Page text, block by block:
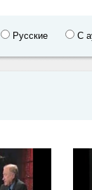
Русские С